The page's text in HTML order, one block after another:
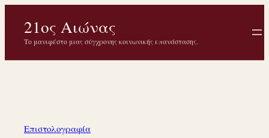
περιεχόμενο
21ος Αιώνας
Το μανιφέστο μιας σύγχρονης κοινωνικής επανάστασης.
Επιστολογραφία